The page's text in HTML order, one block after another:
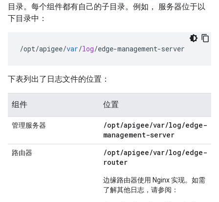
目录。每个组件都有自己的子目录。例如， 服务器位于以
下目录中：
/opt/apigee/var/log/edge-management-server
下表列出了日志文件的位置：
组件 位置
管理服务器 /opt/apigee/var/log/edge-
management-server
路由器 /opt/apigee/var/log/edge-
router
边缘路由器使用 Nginx 实现。如需
了解其他日志，请参阅：